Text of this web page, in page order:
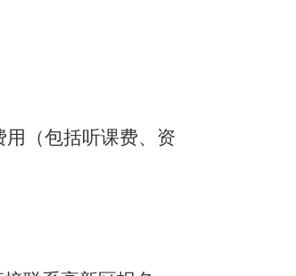
用（包括听课费、资